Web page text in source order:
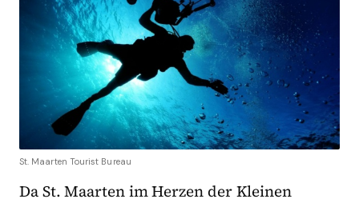
St. Maarten Tourist Bureau
Da St. Maarten im Herzen der Kleinen